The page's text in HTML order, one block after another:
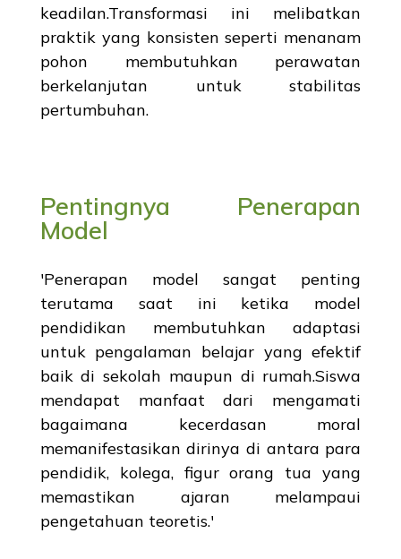
keadilan.Transformasi ini melibatkan
praktik yang konsisten seperti menanam
pohon membutuhkan perawatan
berkelanjutan untuk stabilitas
pertumbuhan.
Pentingnya Penerapan
Model
'Penerapan model sangat penting
terutama saat ini ketika model
pendidikan membutuhkan adaptasi
untuk pengalaman belajar yang efektif
baik di sekolah maupun di rumah.Siswa
mendapat manfaat dari mengamati
bagaimana kecerdasan moral
memanifestasikan dirinya di antara para
pendidik, kolega, figur orang tua yang
memastikan ajaran melampaui
pengetahuan teoretis.'